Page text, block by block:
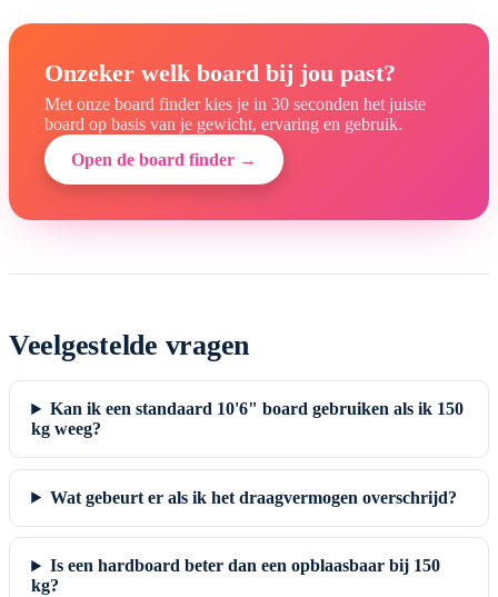
Onzeker welk board bij jou past?
Met onze board finder kies je in 30 seconden het juiste
board op basis van je gewicht, ervaring en gebruik.
Open de board finder →
Veelgestelde vragen
Kan ik een standaard 10'6" board gebruiken als ik 150
kg weeg?
Wat gebeurt er als ik het draagvermogen overschrijd?
Is een hardboard beter dan een opblaasbaar bij 150
kg?